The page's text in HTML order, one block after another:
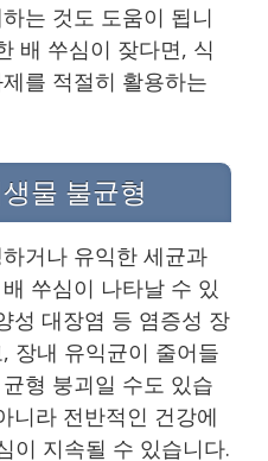
는 것도 도움이 됩니
배 쑤심이 잦다면, 식
를 적절히 활용하는
물 불균형
거나 유익한 세균과
쑤심이 나타날 수 있
성 대장염 등 염증성 장
장내 유익균이 줄어들
형 붕괴일 수도 있습
니라 전반적인 건강에
이 지속될 수 있습니다.